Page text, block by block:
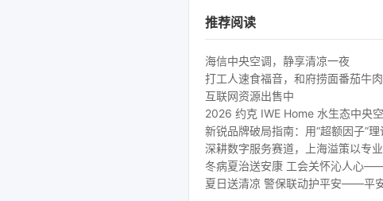
推荐阅读
海信中央空调，静享清凉一夜
打工人速食福音，和府捞面番茄牛肉
互联网资源出售中
2026 约克 IWE Home 水生态中央
新锐品牌破局指南：用“超额因子”
深耕数字服务赛道，上海溢策以专
冬病夏治送安康 工会关怀沁人心
夏日送清凉 警保联动护平安——平